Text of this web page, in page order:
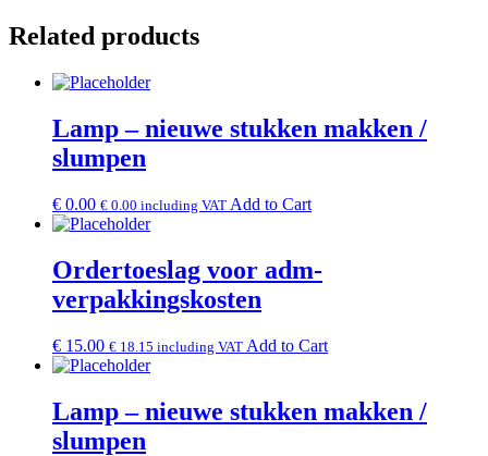
Related products
Lamp – nieuwe stukken makken /
slumpen
€ 0.00 € 0.00 including VAT Add to Cart
Ordertoeslag voor adm-
verpakkingskosten
€ 15.00 € 18.15 including VAT Add to Cart
Lamp – nieuwe stukken makken /
slumpen